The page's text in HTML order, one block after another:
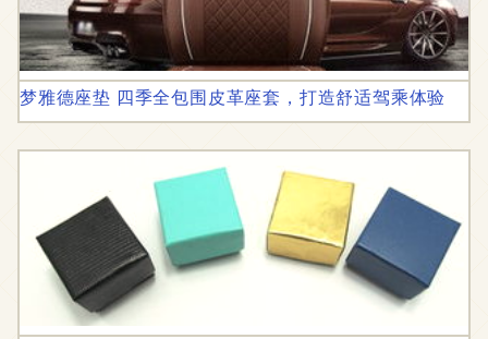
梦雅德座垫 四季全包围皮革座套，打造舒适驾乘体验